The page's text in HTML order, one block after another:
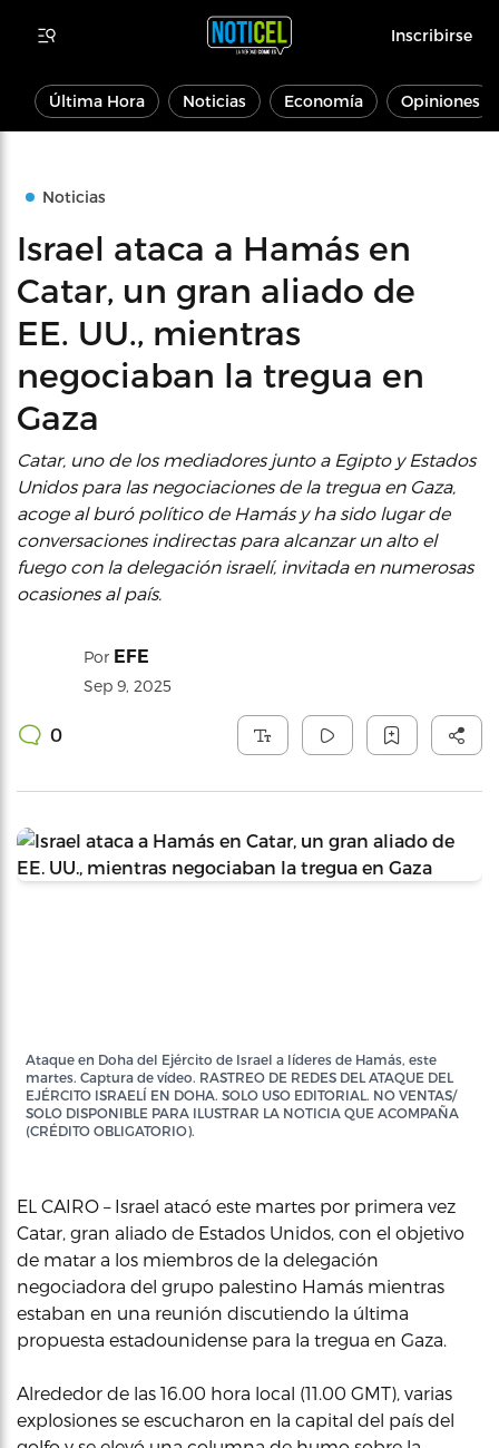
Inscribirse
Última Hora Noticias Economía Opiniones
Noticias
Israel ataca a Hamás en
Catar, un gran aliado de
EE. UU., mientras
negociaban la tregua en
Gaza
Catar, uno de los mediadores junto a Egipto y Estados
Unidos para las negociaciones de la tregua en Gaza,
acoge al buró político de Hamás y ha sido lugar de
conversaciones indirectas para alcanzar un alto el
fuego con la delegación israelí, invitada en numerosas
ocasiones al país.
Por EFE
Sep 9, 2025
0
Ataque en Doha del Ejército de Israel a líderes de Hamás, este
martes. Captura de vídeo. RASTREO DE REDES DEL ATAQUE DEL
EJÉRCITO ISRAELÍ EN DOHA. SOLO USO EDITORIAL. NO VENTAS/
SOLO DISPONIBLE PARA ILUSTRAR LA NOTICIA QUE ACOMPAÑA
(CRÉDITO OBLIGATORIO).
EL CAIRO – Israel atacó este martes por primera vez
Catar, gran aliado de Estados Unidos, con el objetivo
de matar a los miembros de la delegación
negociadora del grupo palestino Hamás mientras
estaban en una reunión discutiendo la última
propuesta estadounidense para la tregua en Gaza.
Alrededor de las 16.00 hora local (11.00 GMT), varias
explosiones se escucharon en la capital del país del